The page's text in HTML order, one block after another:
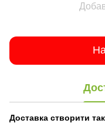
Доставка створити